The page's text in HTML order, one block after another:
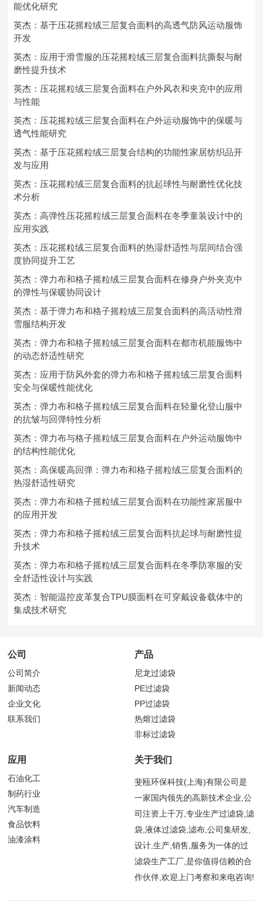
能优化研究
英杰：基于压花摇粒绒三层复合面料的高透气防风运动服饰
开发
英杰：应用于滑雪服的压花摇粒绒三层复合面料抗撕裂与耐
磨性提升技术
英杰：压花摇粒绒三层复合面料在户外风衣和夹克中的应用
与性能
英杰：压花摇粒绒三层复合面料在户外运动服饰中的保暖与
透气性能研究
英杰：基于压花摇粒绒三层复合结构的功能性家居纺织品开
发与应用
英杰：压花摇粒绒三层复合面料的抗起球性与耐磨性优化技
术分析
英杰：高弹性压花摇粒绒三层复合面料在冬季童装设计中的
应用实践
英杰：压花摇粒绒三层复合面料的热湿舒适性与层间结合强
度协同提升工艺
英杰：弹力布和格子摇粒绒三层复合面料在修身户外夹克中
的弹性与保暖协同设计
英杰：基于弹力布和格子摇粒绒三层复合面料的高活动性滑
雪服结构开发
英杰：弹力布和格子摇粒绒三层复合面料在都市机能服饰中
的动态舒适性研究
英杰：应用于防风外套的弹力布和格子摇粒绒三层复合面料
安全与保暖性能优化
英杰：弹力布和格子摇粒绒三层复合面料在轻量化登山服中
的抗皱与回弹特性分析
英杰：弹力布与格子摇粒绒三层复合面料在户外运动服饰中
的结构性能优化
英杰：高保暖高回弹：弹力布和格子摇粒绒三层复合面料的
热湿舒适性研究
英杰：弹力布和格子摇粒绒三层复合面料在功能性家居服中
的应用开发
英杰：弹力布和格子摇粒绒三层复合面料抗起球与耐磨性提
升技术
英杰：弹力布和格子摇粒绒三层复合面料在冬季防寒服的安
全舒适性设计与实践
英杰：智能温控皮革复合TPU膜面料在可穿戴设备载体中的
集成技术研究
公司
公司简介
新闻动态
企业文化
联系我们
产品
尼龙过滤袋
PE过滤袋
PP过滤袋
热熔过滤袋
非标过滤袋
应用
石油化工
制药行业
汽车制造
食品饮料
油漆涂料
关于我们
斐瓯环保科技(上海)有限公司是
一家国内领先的高新技术企业,公
司注资上千万,专业生产过滤袋,滤
袋,液体过滤袋,滤布,公司集研发,
设计,生产,销售,服务为一体的过
滤袋生产工厂,是你值得信赖的合
作伙伴,欢迎上门考察和来电咨询!